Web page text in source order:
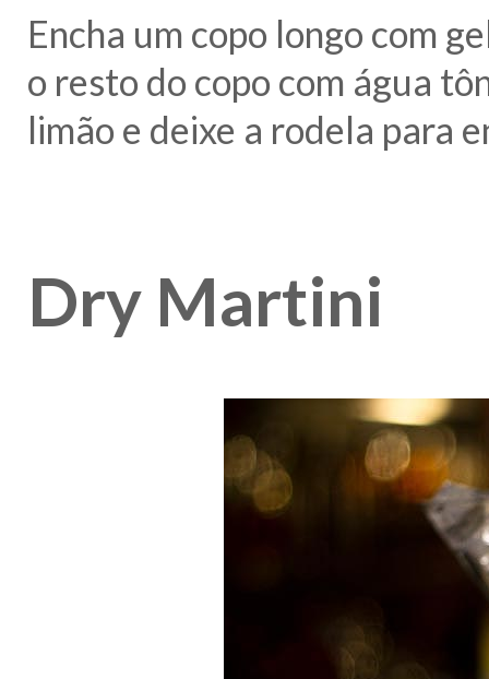
Encha um copo longo com
o resto do copo com água
limão e deixe a rodela para
Dry Martini